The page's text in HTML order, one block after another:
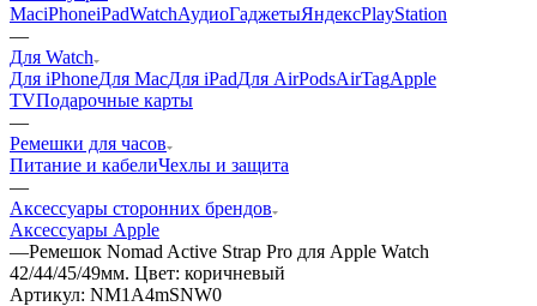
MaciPhoneiPadWatchАудиоГаджетыЯндексPlayStation
—
Для Watch
Для iPhoneДля MacДля iPadДля AirPodsAirTagApple
TVПодарочные карты
—
Ремешки для часов
Питание и кабелиЧехлы и защита
—
Аксессуары сторонних брендов
Аксессуары Apple
—Ремешок Nomad Active Strap Pro для Apple Watch
42/44/45/49мм. Цвет: коричневый
Артикул: NM1A4mSNW0